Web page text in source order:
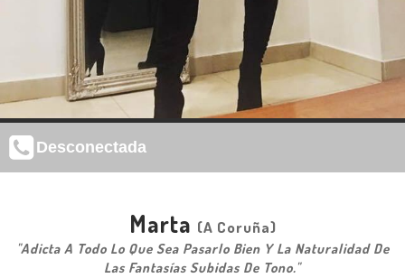
Desconectada
Marta (A Coruña)
"Adicta A Todo Lo Que Sea Pasarlo Bien Y La Naturalidad De
Las Fantasías Subidas De Tono."